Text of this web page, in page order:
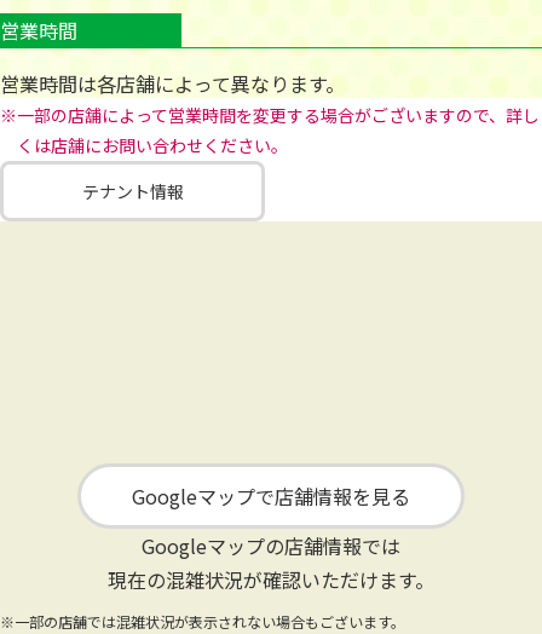
営業時間
営業時間は各店舗によって異なります。
※一部の店舗によって営業時間を変更する場合がございますので、詳し
くは店舗にお問い合わせください。
テナント情報
Googleマップで店舗情報を見る
Googleマップの店舗情報では
現在の混雑状況が確認いただけます。
※一部の店舗では混雑状況が表示されない場合もございます。